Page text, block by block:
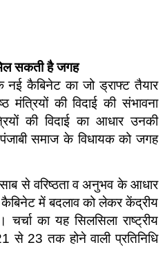
सकती है जगह
नई कैबिनेट का जो ड्राफ्ट तैयार
मंत्रियों की विदाई की संभावना
की विदाई का आधार उनकी
समाज के विधायक को जगह
से वरिष्ठता व अनुभव के आधार
में बदलाव को लेकर केंद्रीय
का यह सिलसिला राष्ट्रीय
23 तक होने वाली प्रतिनिधि